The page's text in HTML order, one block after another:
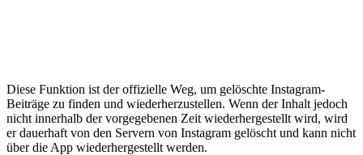
Diese Funktion ist der offizielle Weg, um gelöschte Instagram-
Beiträge zu finden und wiederherzustellen. Wenn der Inhalt jedoch
nicht innerhalb der vorgegebenen Zeit wiederhergestellt wird, wird
er dauerhaft von den Servern von Instagram gelöscht und kann nicht
über die App wiederhergestellt werden.